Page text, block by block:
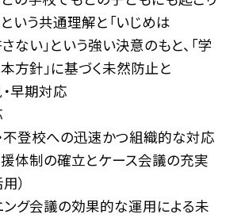
という共通理解と「いじめは
」という強い決意のもと、「学
方針」に基づく未然防止と
期対応
登校への迅速かつ組織的な対応
体制の確立とケース会議の充実
）
グ会議の効果的な運用による未